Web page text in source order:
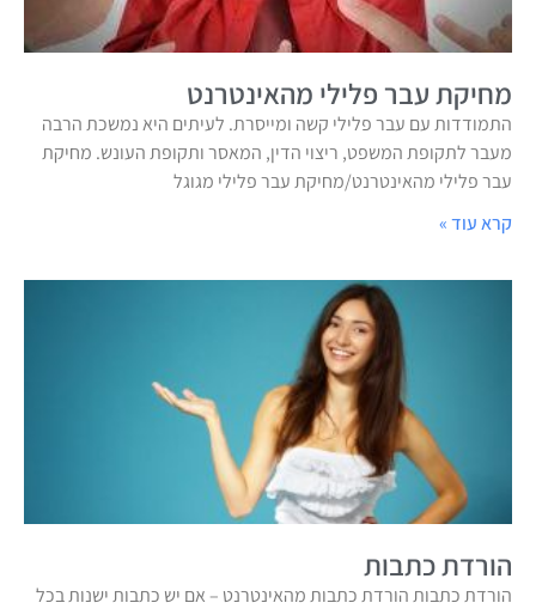
מחיקת עבר פלילי מהאינטרנט
התמודדות עם עבר פלילי קשה ומייסרת. לעיתים היא נמשכת הרבה
מעבר לתקופת המשפט, ריצוי הדין, המאסר ותקופת העונש. מחיקת
עבר פלילי מהאינטרנט/מחיקת עבר פלילי מגוגל
קרא עוד »
הורדת כתבות
הורדת כתבות הורדת כתבות מהאינטרנט – אם יש כתבות ישנות בכל